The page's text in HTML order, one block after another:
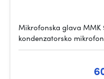
Mikrofonska glava
kondenzatorsko